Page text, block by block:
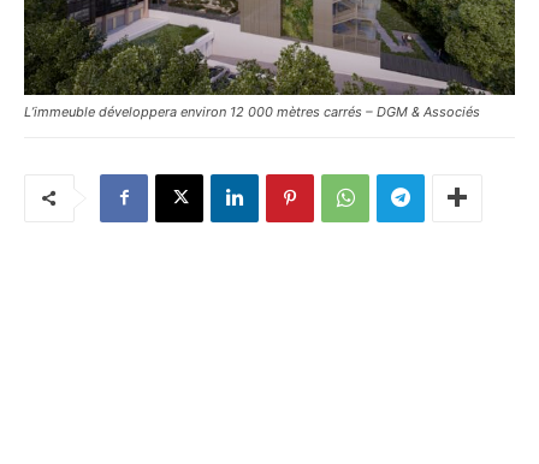
L’immeuble développera environ 12 000 mètres carrés – DGM & Associés